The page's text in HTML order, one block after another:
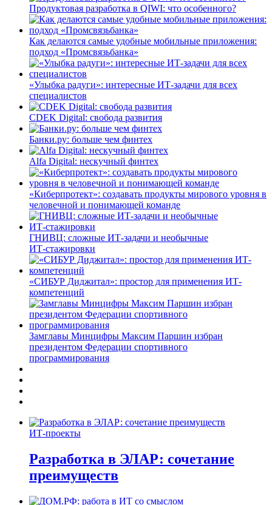
Продуктовая разработка в QIWI: что особенного?
Как делаются самые удобные мобильные приложения:
подход «Промсвязьбанка»
«Улыбка радуги»: интересные ИТ-задачи для всех
специалистов
CDEK Digital: свобода развития
Банки.ру: больше чем финтех
Alfa Digital: нескучный финтех
«Киберпротект»: создавать продукты мирового уровня в
человечной и понимающей команде
ГНИВЦ: сложные ИТ‑задачи и необычные
ИТ‑стажировки
«СИБУР Диджитал»: простор для применения ИТ-
компетенций
Замглавы Минцифры Максим Паршин избран
президентом Федерации спортивного
программирования
ИТ-проекты
Разработка в ЭЛАР: сочетание
преимуществ